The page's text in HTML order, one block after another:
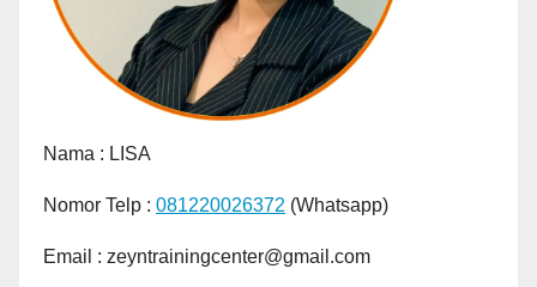
Nama : LISA
Nomor Telp : 081220026372 (Whatsapp)
Email : zeyntrainingcenter@gmail.com